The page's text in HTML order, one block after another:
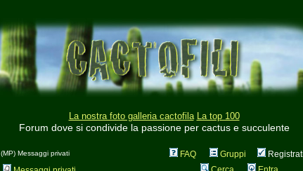
La nostra foto galleria cactofila La top 100
Forum dove si condivide la passione per cactus e succulente
(MP) Messaggi privati FAQ Gruppi